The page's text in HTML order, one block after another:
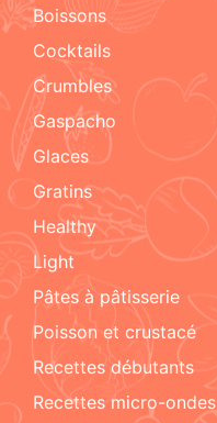
boissons
cocktails
crumbles
Gaspacho
glaces
gratins
healthy
light
pâtes à pâtisserie
poisson et crustacé
recettes débutants
recettes micro-ondes